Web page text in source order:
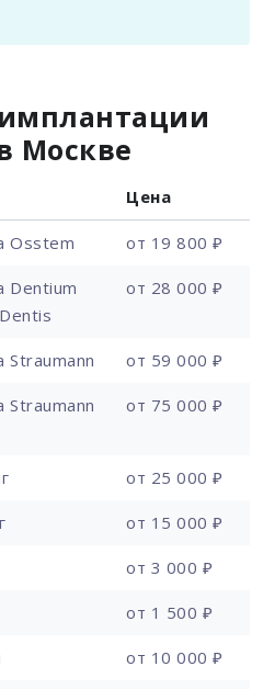
Москве
Цена
Osstem от 19 800 ₽
Dentium
от 28 000 ₽
от 59 000 ₽
от 75 000 ₽
от 25 000 ₽
от 15 000 ₽
от 3 000 ₽
от 1 500 ₽
от 10 000 ₽